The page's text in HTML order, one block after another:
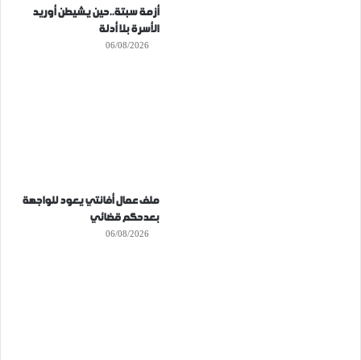
أزمة سبتة..حين يشيطن أوريد
الأسرة بلا أدلة
06/08/2026
ملف عمال أفانتي يعود للواجهة
بعدحكم قضائي
06/08/2026